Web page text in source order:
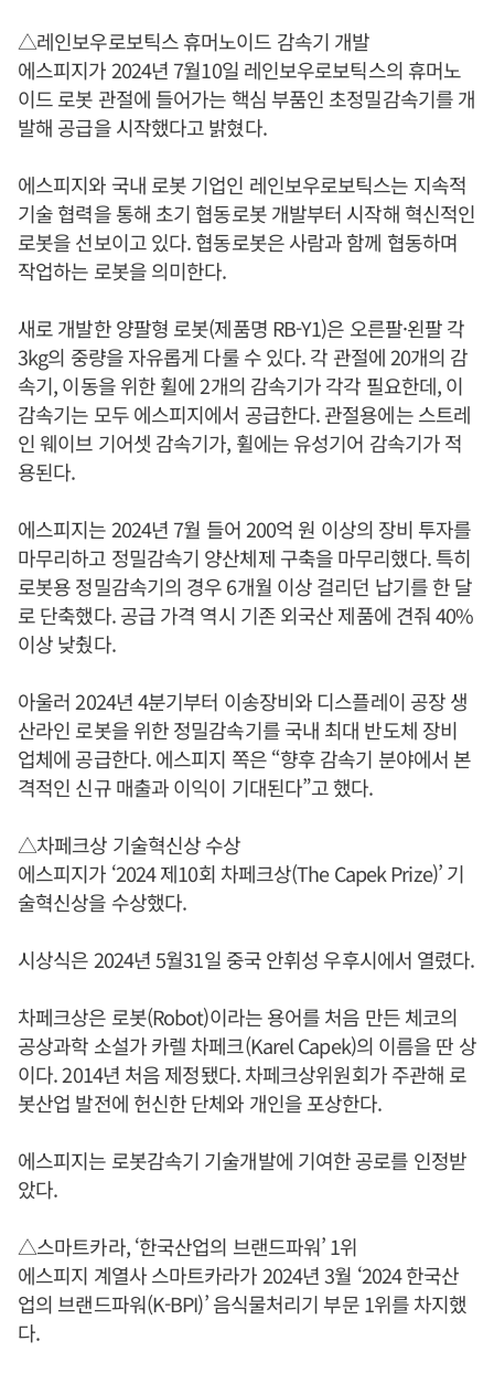
△레인보우로보틱스 휴머노이드 감속기 개발
에스피지가 2024년 7월10일 레인보우로보틱스의 휴머노
이드 로봇 관절에 들어가는 핵심 부품인 초정밀감속기를 개
발해 공급을 시작했다고 밝혔다.
에스피지와 국내 로봇 기업인 레인보우로보틱스는 지속적
기술 협력을 통해 초기 협동로봇 개발부터 시작해 혁신적인
로봇을 선보이고 있다. 협동로봇은 사람과 함께 협동하며
작업하는 로봇을 의미한다.
새로 개발한 양팔형 로봇(제품명 RB-Y1)은 오른팔·왼팔 각
3kg의 중량을 자유롭게 다룰 수 있다. 각 관절에 20개의 감
속기, 이동을 위한 휠에 2개의 감속기가 각각 필요한데, 이
감속기는 모두 에스피지에서 공급한다. 관절용에는 스트레
인 웨이브 기어셋 감속기가, 휠에는 유성기어 감속기가 적
용된다.
에스피지는 2024년 7월 들어 200억 원 이상의 장비 투자를
마무리하고 정밀감속기 양산체제 구축을 마무리했다. 특히
로봇용 정밀감속기의 경우 6개월 이상 걸리던 납기를 한 달
로 단축했다. 공급 가격 역시 기존 외국산 제품에 견줘 40%
이상 낮췄다.
아울러 2024년 4분기부터 이송장비와 디스플레이 공장 생
산라인 로봇을 위한 정밀감속기를 국내 최대 반도체 장비
업체에 공급한다. 에스피지 쪽은 “향후 감속기 분야에서 본
격적인 신규 매출과 이익이 기대된다”고 했다.
△차페크상 기술혁신상 수상
에스피지가 ‘2024 제10회 차페크상(The Capek Prize)’ 기
술혁신상을 수상했다.
시상식은 2024년 5월31일 중국 안휘성 우후시에서 열렸다.
차페크상은 로봇(Robot)이라는 용어를 처음 만든 체코의
공상과학 소설가 카렐 차페크(Karel Capek)의 이름을 딴 상
이다. 2014년 처음 제정됐다. 차페크상위원회가 주관해 로
봇산업 발전에 헌신한 단체와 개인을 포상한다.
에스피지는 로봇감속기 기술개발에 기여한 공로를 인정받
았다.
△스마트카라, ‘한국산업의 브랜드파워’ 1위
에스피지 계열사 스마트카라가 2024년 3월 ‘2024 한국산
업의 브랜드파워(K-BPI)’ 음식물처리기 부문 1위를 차지했
다.